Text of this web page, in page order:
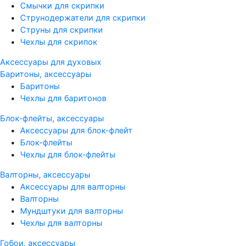
Смычки для скрипки
Струнодержатели для скрипки
Струны для скрипки
Чехлы для скрипок
Аксессуары для духовых
Баритоны, аксессуары
Баритоны
Чехлы для баритонов
Блок-флейты, аксессуары
Аксессуары для блок-флейт
Блок-флейты
Чехлы для блок-флейты
Валторны, аксессуары
Аксессуары для валторны
Валторны
Мундштуки для валторны
Чехлы для валторны
Гобои, аксессуары